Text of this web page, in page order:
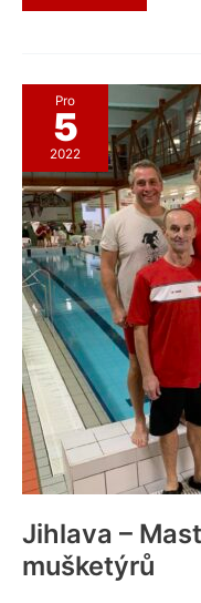
–
19.4.2023
Pro
5
2022
Jihlava –
mušketýrů